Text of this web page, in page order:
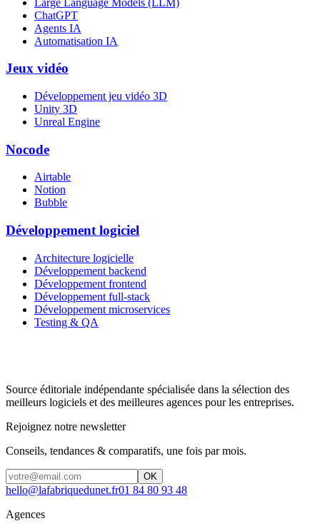
ChatGPT
Agents IA
Automatisation IA
Jeux vidéo
Développement jeu vidéo 3D
Unity 3D
Unreal Engine
Nocode
Airtable
Notion
Bubble
Développement logiciel
Architecture logicielle
Développement backend
Développement frontend
Développement full-stack
Développement microservices
Testing & QA
Source éditoriale indépendante spécialisée dans la sélection des
meilleurs logiciels et des meilleures agences pour les entreprises.
Rejoignez notre newsletter
Conseils, tendances & comparatifs, une fois par mois.
OK
hello@lafabriquedunet.fr01 84 80 93 48
Agences